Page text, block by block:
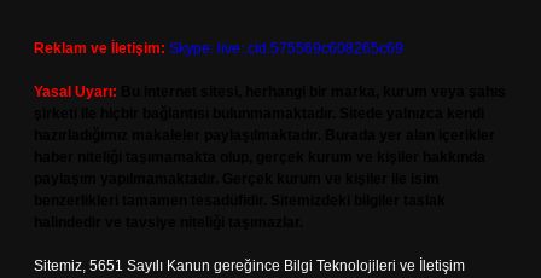
Reklam ve İletişim: Skype: live:.cid.575569c608265c69
Yasal Uyarı:
Sitemiz, 5651 Sayılı Kanun gereğince Bilgi Teknolojileri ve İletişim